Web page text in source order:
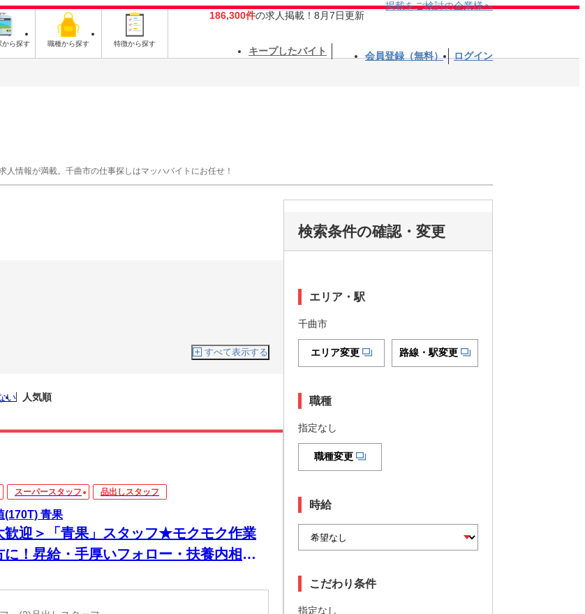
から探す 職種から探す 特徴から探す
186,300件の求人掲載！8月7日更新
掲載をご検討の企業様へ
キープしたバイト 会員登録（無料） ログイン
情報が満載。千曲市の仕事探しはマッハバイトにお任せ！
すべて表示する
い 人気順
スーパースタッフ 品出しスタッフ
(170T) 青果
歓迎＞「青果」スタッフ★モクモク作業
に！昇給・手厚いフォロー・扶養内相談
検索条件の確認・変更
エリア・駅
千曲市
エリア変更 路線・駅変更
職種
指定なし
職種変更
時給
こだわり条件
指定なし